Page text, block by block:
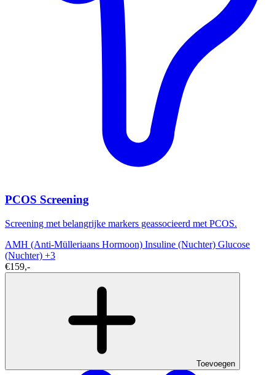
PCOS Screening
Screening met belangrijke markers geassocieerd met PCOS.
AMH (Anti-Mülleriaans Hormoon) Insuline (Nuchter) Glucose
(Nuchter) +3
€159,-
Toevoegen